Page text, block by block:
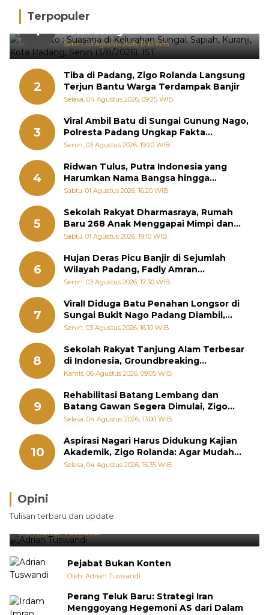
Terpopuler
1
Hujan Deras, 15 Titik Banjir Terdeteksi di
Kota Padang
Senin, 03 Agustus 2026, 17:10 WIB
2
Tiba di Padang, Zigo Rolanda Langsung
Terjun Bantu Warga Terdampak Banjir
Selasa, 04 Agustus 2026, 09:25 WIB
3
Viral Ambil Batu di Sungai Gunung Nago,
Polresta Padang Ungkap Fakta
Sebenarnya
Senin, 03 Agustus 2026, 19:20 WIB
4
Ridwan Tulus, Putra Indonesia yang
Harumkan Nama Bangsa hingga
Diabadikan dalam Buku Jepang
Sabtu, 01 Agustus 2026, 16:20 WIB
5
Sekolah Rakyat Dharmasraya, Rumah
Baru 268 Anak Menggapai Mimpi dan
Memutus Rantai Kemiskinan
Sabtu, 01 Agustus 2026, 19:10 WIB
6
Hujan Deras Picu Banjir di Sejumlah
Wilayah Padang, Fadly Amran
Perintahkan OPD Siaga
Senin, 03 Agustus 2026, 17:30 WIB
7
Viral! Diduga Batu Penahan Longsor di
Sungai Bukit Nago Padang Diambil,
Warga Khawatir Bencana Terulang
Senin, 03 Agustus 2026, 16:10 WIB
8
Sekolah Rakyat Tanjung Alam Terbesar
di Indonesia, Groundbreaking
September
Kamis, 06 Agustus 2026, 09:05 WIB
9
Rehabilitasi Batang Lembang dan
Batang Gawan Segera Dimulai, Zigo
Rolanda Pastikan Proyek Berjalan
Selasa, 04 Agustus 2026, 13:00 WIB
10
Aspirasi Nagari Harus Didukung Kajian
Akademik, Zigo Rolanda: Agar Mudah
Diperjuangkan di Kementerian
Selasa, 04 Agustus 2026, 15:35 WIB
Opini
Tulisan terbaru dan update
Brasil Lebih Diunggulkan, tetapi Jepang Selalu
Punya Cara Membuat Kejutan
Oleh:Adrian Tuswandi
Pejabat Bukan Konten
Oleh: Adrian Tuswandi
Perang Teluk Baru: Strategi Iran
Menggoyang Hegemoni AS dari Dalam